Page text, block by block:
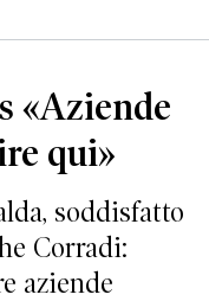
«Aziende
qui»
soddisfatto
Corradi:
aziende